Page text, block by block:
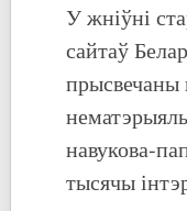
У жніўні
сайтаў
прысвечаны
навукова-
тысячы